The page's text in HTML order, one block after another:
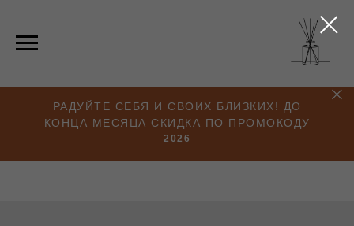
РАДУЙТЕ СЕБЯ И СВОИХ БЛИЗКИХ! ДО
КОНЦА МЕСЯЦА СКИДКА ПО ПРОМОКОДУ
2026